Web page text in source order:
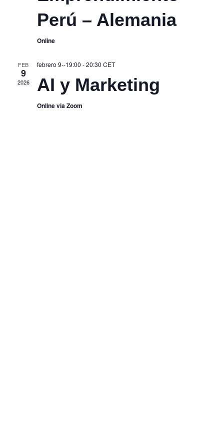
Perú – Alemania
Online
FEB
9
2026
febrero 9--19:00 -20:30 CET
AI y Marketing
Online via Zoom